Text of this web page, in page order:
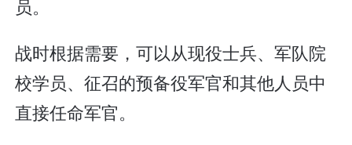
员。
战时根据需要，可以从现役士兵、军队院
校学员、征召的预备役军官和其他人员中
直接任命军官。